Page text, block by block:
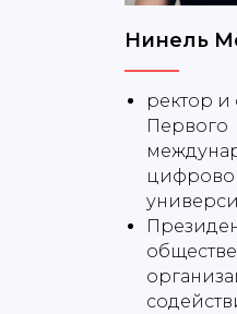
Нинель
ректор и
Первого